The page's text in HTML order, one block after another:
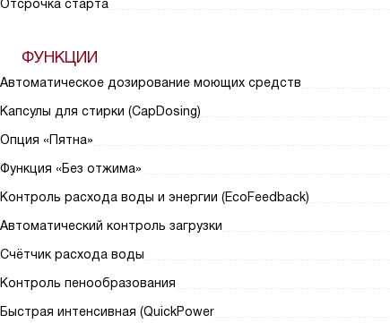
Отсрочка старта
ФУНКЦИИ
Автоматическое дозирование моющих средств
Капсулы для стирки (CapDosing)
Опция «Пятна»
Функция «Без отжима»
Контроль расхода воды и энергии (EcoFeedback)
Автоматический контроль загрузки
Счётчик расхода воды
Контроль пенообразования
Быстрая интенсивная (QuickPower